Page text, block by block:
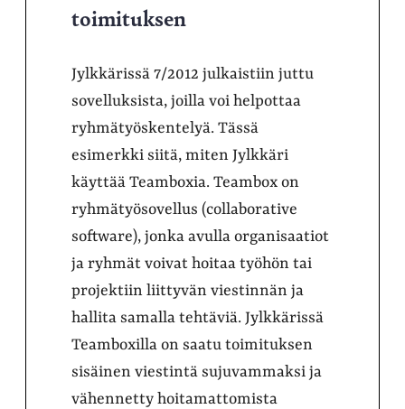
toimituksen
Jylkkärissä 7/2012 julkaistiin juttu
sovelluksista, joilla voi helpottaa
ryhmätyöskentelyä. Tässä
esimerkki siitä, miten Jylkkäri
käyttää Teamboxia. Teambox on
ryhmätyösovellus (collaborative
software), jonka avulla organisaatiot
ja ryhmät voivat hoitaa työhön tai
projektiin liittyvän viestinnän ja
hallita samalla tehtäviä. Jylkkärissä
Teamboxilla on saatu toimituksen
sisäinen viestintä sujuvammaksi ja
vähennetty hoitamattomista